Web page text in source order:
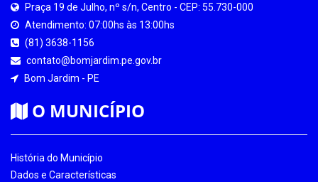
Praça 19 de Julho, nº s/n, Centro - CEP: 55.730-000
Atendimento: 07:00hs às 13:00hs
(81) 3638-1156
contato@bomjardim.pe.gov.br
Bom Jardim - PE
O MUNICÍPIO
História do Município
Dados e Características